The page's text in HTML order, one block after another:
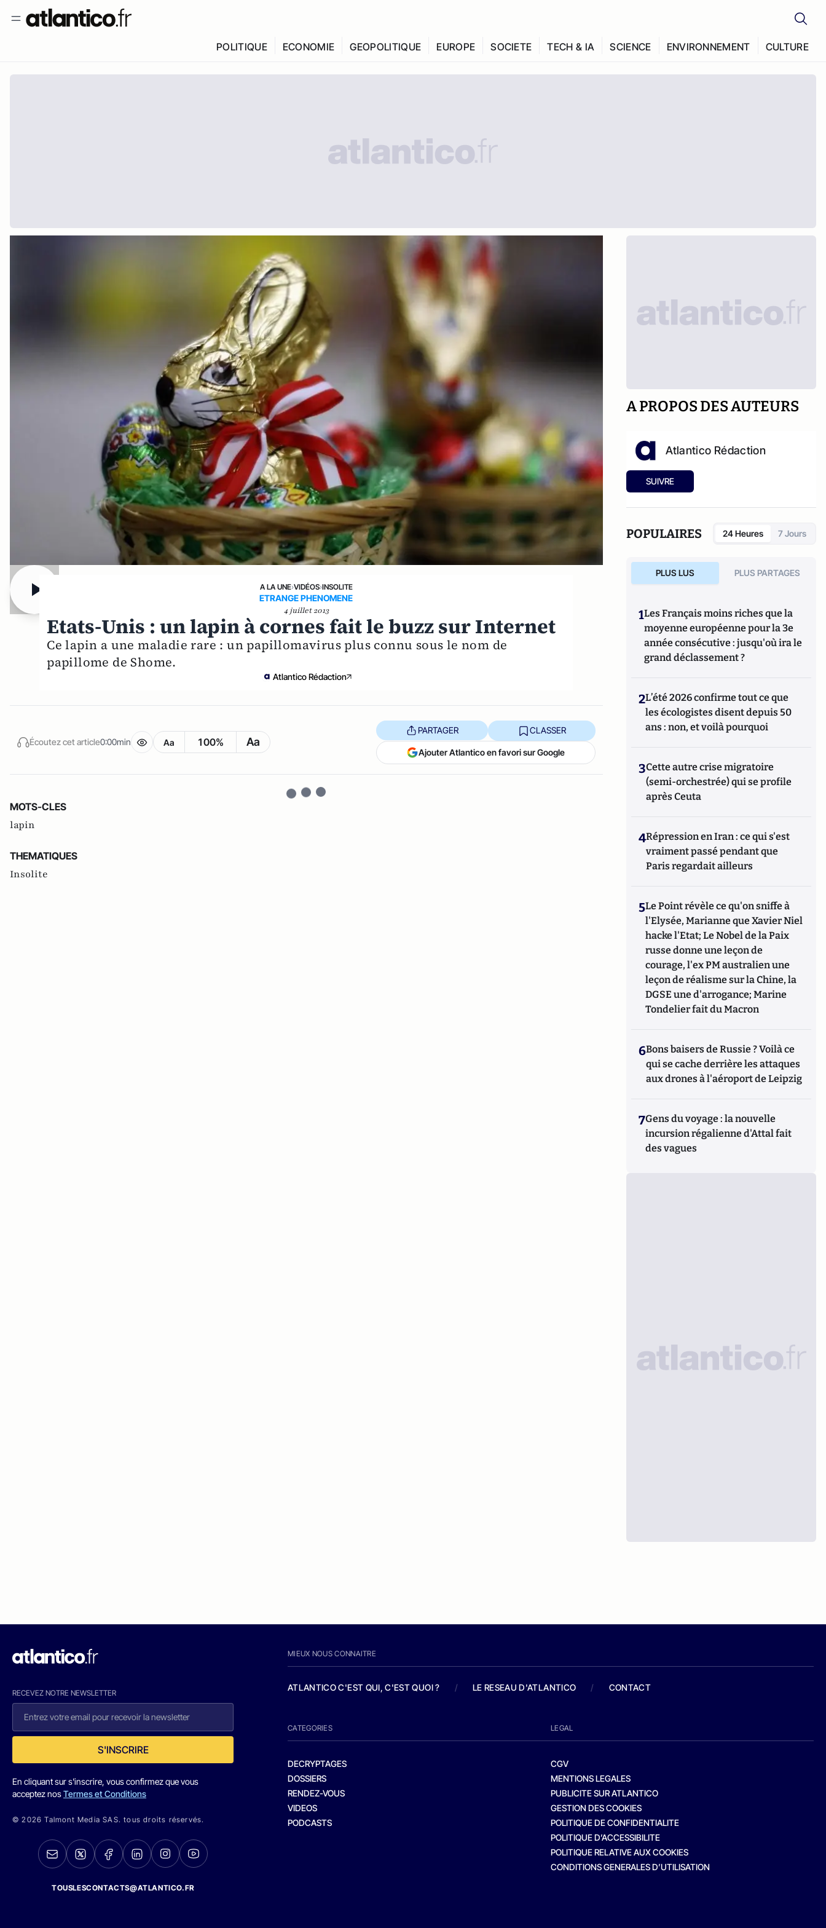
POLITIQUE ECONOMIE GEOPOLITIQUE EUROPE SOCIETE TECH & IA SCIENCE ENVIRONNEMENT CULTURE
A LA UNE›VIDÉOS›INSOLITE
ETRANGE PHENOMENE
4 juillet 2013
Etats-Unis : un lapin à cornes fait le buzz sur Internet
Ce lapin a une maladie rare : un papillomavirus plus connu sous le nom de
papillome de Shome.
Atlantico Rédaction
Écoutez cet article0:00min Aa 100% Aa
PARTAGER CLASSER
Ajouter Atlantico en favori sur Google
MOTS-CLES
lapin
THEMATIQUES
Insolite
A PROPOS DES AUTEURS
Atlantico Rédaction
SUIVRE
POPULAIRES 24 Heures 7 Jours
PLUS LUS PLUS PARTAGES
1Les Français moins riches que la
moyenne européenne pour la 3e
année consécutive : jusqu'où ira le
grand déclassement ?
2L’été 2026 confirme tout ce que
les écologistes disent depuis 50
ans : non, et voilà pourquoi
3Cette autre crise migratoire
(semi-orchestrée) qui se profile
après Ceuta
4Répression en Iran : ce qui s'est
vraiment passé pendant que
Paris regardait ailleurs
5Le Point révèle ce qu'on sniffe à
l'Elysée, Marianne que Xavier Niel
hacke l'Etat; Le Nobel de la Paix
russe donne une leçon de
courage, l'ex PM australien une
leçon de réalisme sur la Chine, la
DGSE une d'arrogance; Marine
Tondelier fait du Macron
6Bons baisers de Russie ? Voilà ce
qui se cache derrière les attaques
aux drones à l'aéroport de Leipzig
7Gens du voyage : la nouvelle
incursion régalienne d'Attal fait
des vagues
RECEVEZ NOTRE NEWSLETTER
S'INSCRIRE
En cliquant sur s'inscrire, vous confirmez que vous
acceptez nosTermes et Conditions
© 2026 Talmont Media SAS. tous droits réservés.
TOUSLESCONTACTS@ATLANTICO.FR
MIEUX NOUS CONNAITRE
ATLANTICO C'EST QUI, C'EST QUOI ? / LE RESEAU D'ATLANTICO / CONTACT
CATEGORIES
DECRYPTAGES
DOSSIERS
RENDEZ-VOUS
VIDEOS
PODCASTS
LEGAL
CGV
MENTIONS LEGALES
PUBLICITE SUR ATLANTICO
GESTION DES COOKIES
POLITIQUE DE CONFIDENTIALITE
POLITIQUE D’ACCESSIBILITE
POLITIQUE RELATIVE AUX COOKIES
CONDITIONS GENERALES D’UTILISATION